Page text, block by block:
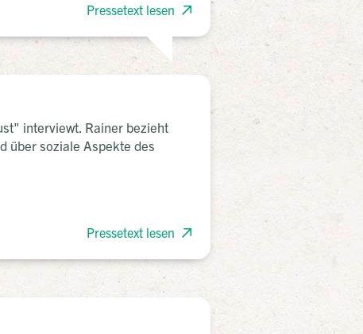
Pressetext lesen
interviewt. Rainer bezieht
über soziale Aspekte des
Pressetext lesen